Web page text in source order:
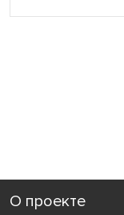
О проекте